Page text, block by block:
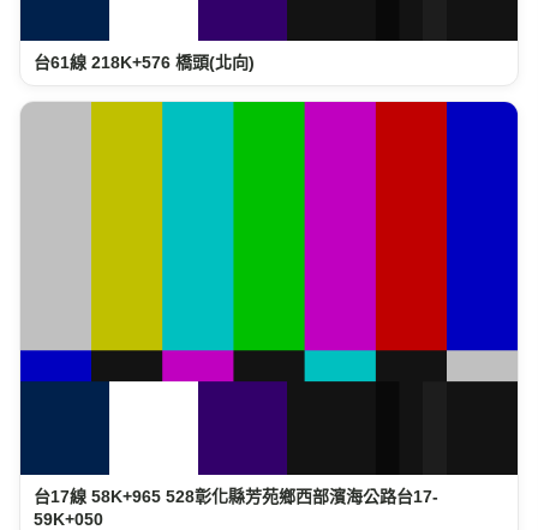
台61線 218K+576 橋頭(北向)
台17線 58K+965 528彰化縣芳苑鄉西部濱海公路台17-
59K+050